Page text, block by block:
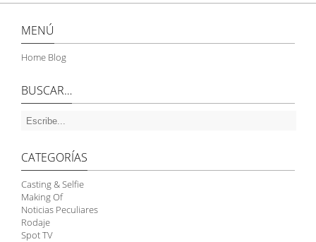
MENÚ
Home Blog
BUSCAR…
CATEGORÍAS
Casting & Selfie
Making Of
Noticias Peculiares
Rodaje
Spot TV